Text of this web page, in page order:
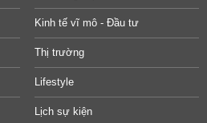
Kinh tế vĩ mô - Đầu tư
Thị trường
Lifestyle
Lịch sự kiện